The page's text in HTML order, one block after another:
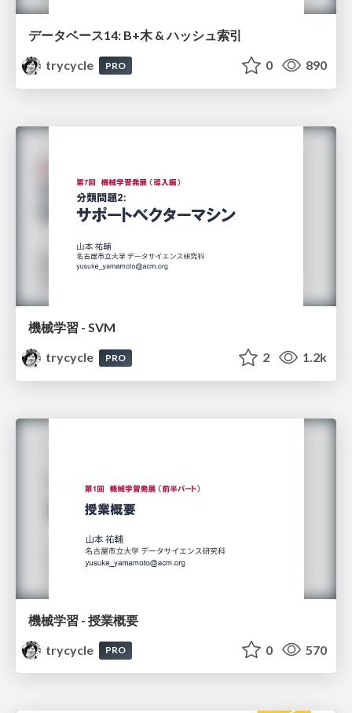
データベース14: B+木 & ハッシュ索引
trycycle
PRO 0 890
機械学習 - SVM
trycycle
PRO 2 1.2k
機械学習 - 授業概要
trycycle
PRO 0 570